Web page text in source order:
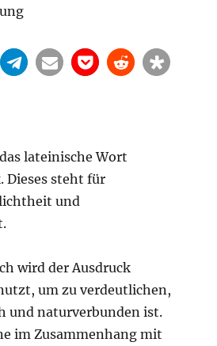
lateinische Wort
Dieses steht für
und
wird der Ausdruck
um zu verdeutlichen,
und naturverbunden ist.
im Zusammenhang mit